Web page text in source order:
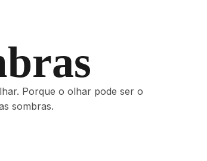
Porque o olhar pode ser o
sombras.